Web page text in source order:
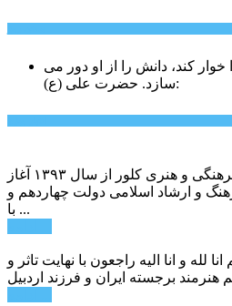
خوار كند، دانش را از او دور می
سازد.حضرت علی (ع):
عملیات اجرایی مجتمع فرهنگی و هنری کلور از سال ۱۳۹۳ آغاز
و ارشاد اسلامی دولت چهاردهم و
با ...
لله و انا الیه راجعون با نهایت تاثر و